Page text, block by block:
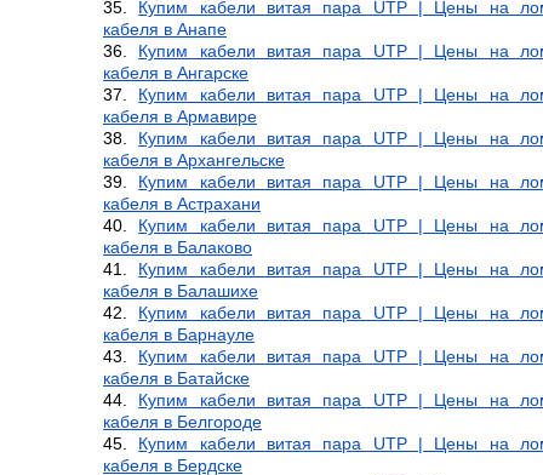
Купим кабели витая пара UTP | Цены на
кабеля в Анапе
Купим кабели витая пара UTP | Цены на
кабеля в Ангарске
Купим кабели витая пара UTP | Цены на
кабеля в Армавире
Купим кабели витая пара UTP | Цены на
кабеля в Архангельске
Купим кабели витая пара UTP | Цены на
кабеля в Астрахани
Купим кабели витая пара UTP | Цены на
кабеля в Балаково
Купим кабели витая пара UTP | Цены на
кабеля в Балашихе
Купим кабели витая пара UTP | Цены на
кабеля в Барнауле
Купим кабели витая пара UTP | Цены на
кабеля в Батайске
Купим кабели витая пара UTP | Цены на
кабеля в Белгороде
Купим кабели витая пара UTP | Цены на
кабеля в Бердске